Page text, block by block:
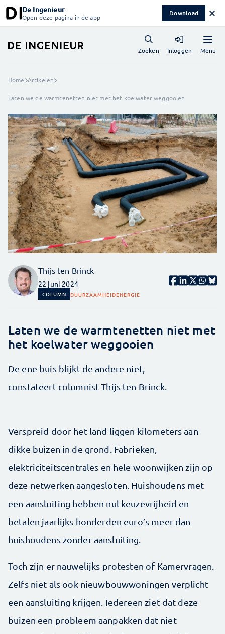
De Ingenieur
Open deze pagina in de app Download ✕
Menu
Zoeken Inloggen
Home Artikelen
Laten we de warmtenetten niet met het koelwater weggooien
Thijs ten Brinck
22 juni 2024
COLUMN DUURZAAMHEIDENERGIE
Laten we de warmtenetten niet met
het koelwater weggooien
De ene buis blijkt de andere niet,
constateert columnist Thijs ten Brinck.
Verspreid door het land liggen kilometers aan
dikke buizen in de grond. Fabrieken,
elektriciteitscentrales en hele woonwijken zijn op
deze netwerken aangesloten. Huishoudens met
een aansluiting hebben nul keuzevrijheid en
betalen jaarlijks honderden euro’s meer dan
huishoudens zonder aansluiting.
Toch zijn er nauwelijks protesten of Kamervragen.
Zelfs niet als ook nieuwbouwwoningen verplicht
een aansluiting krijgen. Iedereen ziet dat deze
buizen een probleem aanpakken dat niet